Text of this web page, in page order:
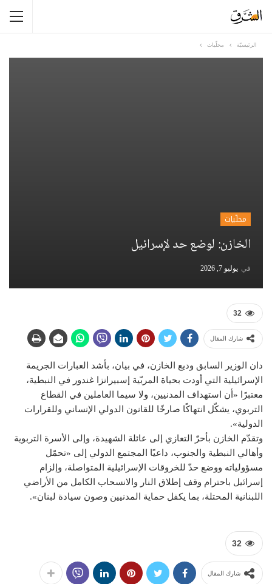
الرئيسيّة محلّيات
محلّيات
الخازن: لوضع حد لإسرائيل
في يوليو 7, 2026
32
شارك المقال
دان الوزير السابق وديع الخازن، في بيان، بأشد العبارات الجريمة
الإسرائيلية التي أودت بحياة المربّية إسبيرانزا غندور في النبطية،
معتبرًا «أن استهداف المدنيين، ولا سيما العاملين في القطاع
التربوي، يشكّل انتهاكًا صارخًا للقانون الدولي الإنساني وللقرارات
الدولية».
وتقدّم الخازن بأحرّ التعازي إلى عائلة الشهيدة، وإلى الأسرة التربوية
وأهالي النبطية والجنوب، داعيًا المجتمع الدولي إلى «تحمّل
مسؤولياته ووضع حدّ للخروقات الإسرائيلية المتواصلة، وإلزام
إسرائيل باحترام وقف إطلاق النار والانسحاب الكامل من الأراضي
اللبنانية المحتلة، بما يكفل حماية المدنيين وصون سيادة لبنان».
32
شارك المقال